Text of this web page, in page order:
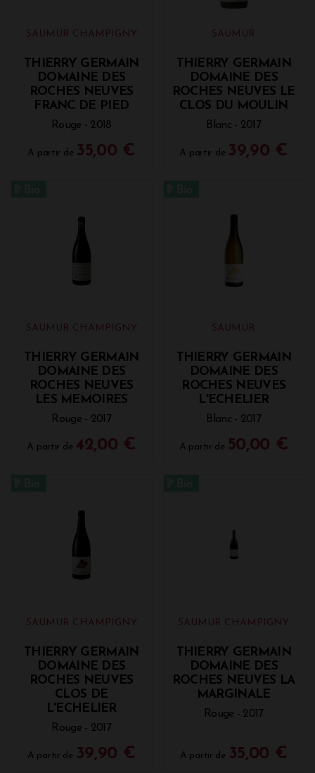
SAUMUR CHAMPIGNY
THIERRY GERMAIN
DOMAINE DES
ROCHES NEUVES
FRANC DE PIED
Rouge - 2018
A partir de 35,00 €
SAUMUR
THIERRY GERMAIN
DOMAINE DES
ROCHES NEUVES LE
CLOS DU MOULIN
Blanc - 2017
A partir de 39,90 €
SAUMUR CHAMPIGNY
THIERRY GERMAIN
DOMAINE DES
ROCHES NEUVES
LES MEMOIRES
Rouge - 2017
A partir de 42,00 €
SAUMUR
THIERRY GERMAIN
DOMAINE DES
ROCHES NEUVES
L'ECHELIER
Blanc - 2017
A partir de 50,00 €
SAUMUR CHAMPIGNY
THIERRY GERMAIN
DOMAINE DES
ROCHES NEUVES
CLOS DE
L'ECHELIER
Rouge - 2017
A partir de 39,90 €
SAUMUR CHAMPIGNY
THIERRY GERMAIN
DOMAINE DES
ROCHES NEUVES LA
MARGINALE
Rouge - 2017
A partir de 35,00 €